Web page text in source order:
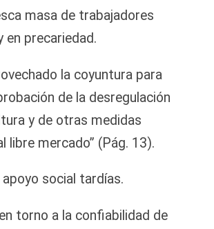
masa de trabajadores
en precariedad.
la coyuntura para
de la desregulación
y de otras medidas
libre mercado” (Pág. 13).
social tardías.
torno a la confiabilidad de